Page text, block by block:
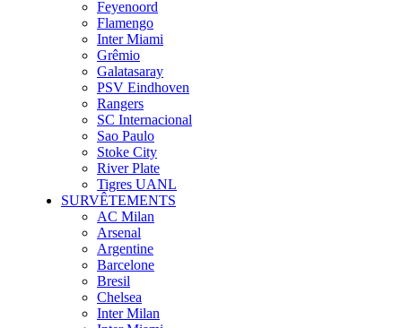
Feyenoord
Flamengo
Inter Miami
Grêmio
Galatasaray
PSV Eindhoven
Rangers
SC Internacional
Sao Paulo
Stoke City
River Plate
Tigres UANL
SURVÊTEMENTS
AC Milan
Arsenal
Argentine
Barcelone
Bresil
Chelsea
Inter Milan